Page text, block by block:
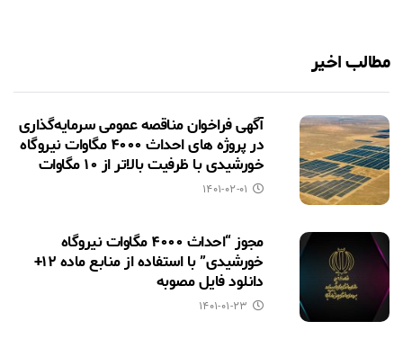
مطالب اخیر
آگهی فراخوان مناقصه عمومی سرمایه‌گذاری
در پروژه های احداث ۴۰۰۰ مگاوات نیروگاه
خورشیدی با ظرفیت بالاتر از ۱۰ مگاوات
۱۴۰۱-۰۲-۰۱
مجوز “احداث ۴۰۰۰ مگاوات نیروگاه
خورشیدی” با استفاده از منابع ماده ۱۲+
دانلود فایل مصوبه
۱۴۰۱-۰۱-۲۳